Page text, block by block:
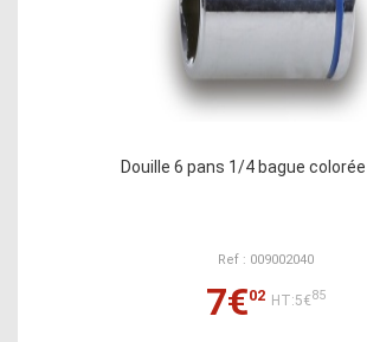
Douille 6 pans 1/4 bague
Ref : 009002040
7€02 HT:5€85